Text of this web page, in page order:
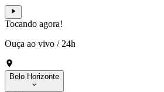
Tocando agora!
Ouça ao vivo / 24h
Belo Horizonte